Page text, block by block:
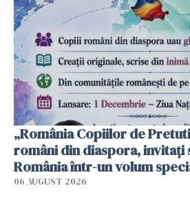
„România Copiilor de
români din diaspora, invitați
România într-un volum
06 AUGUST 2026